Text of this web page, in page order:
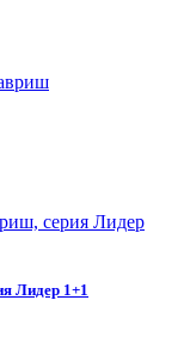
Лидер 1+1